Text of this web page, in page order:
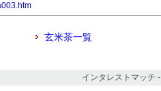
玄米茶一覧
インタレストマッチ -